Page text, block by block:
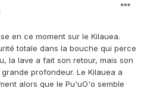
en ce moment sur le Kilauea.
totale dans la bouche qui perce
la lave a fait son retour, mais son
profondeur. Le Kilauea a
alors que le Pu'uO'o semble